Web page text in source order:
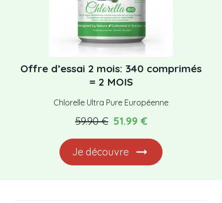
Offre d’essai 2 mois: 340 comprimés
= 2 MOIS
Chlorelle Ultra Pure Européenne
59.90 € 51.99 €
Je découvre